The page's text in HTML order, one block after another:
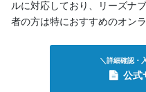
ルに対応しており、リーズナ
者の方は特におすすめのオン
＼詳細確認・
公式